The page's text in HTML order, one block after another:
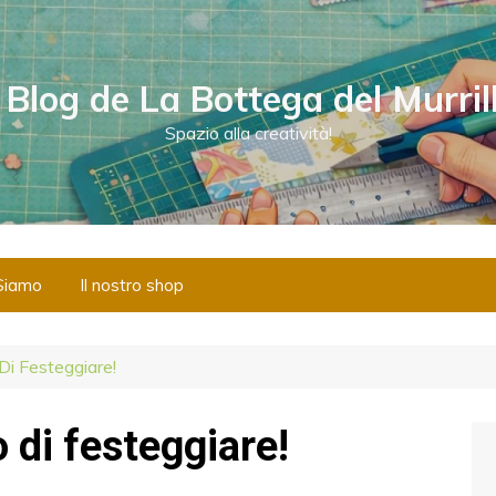
de La Bottega del
Spazio alla creatività!
Il nostro shop
Festeggiare!
di festeggiare!